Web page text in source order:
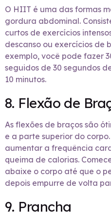
O HIIT é uma das formas
gordura abdominal.
curtos de exercícios
descanso ou exercícios de
exemplo, você pode fazer
seguidos de 30 segundos
10 minutos.
8. Flexão de
As flexões de braços são
e a parte superior do
aumentar a frequência
queima de calorias.
abaixe o corpo até que o
depois empurre de volta
9. Prancha